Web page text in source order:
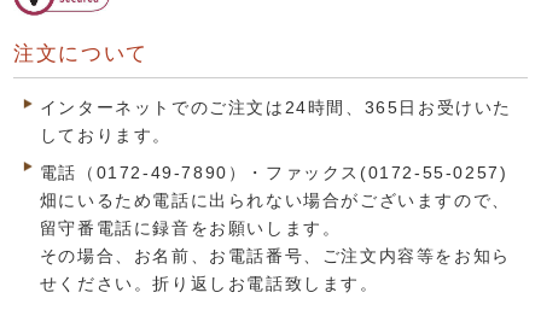
注文について
インターネットでのご注文は24時間、365日お受けいた
しております。
電話（0172-49-7890）・ファックス(0172-55-0257)
畑にいるため電話に出られない場合がございますので、
留守番電話に録音をお願いします。
その場合、お名前、お電話番号、ご注文内容等をお知ら
せください。折り返しお電話致します。